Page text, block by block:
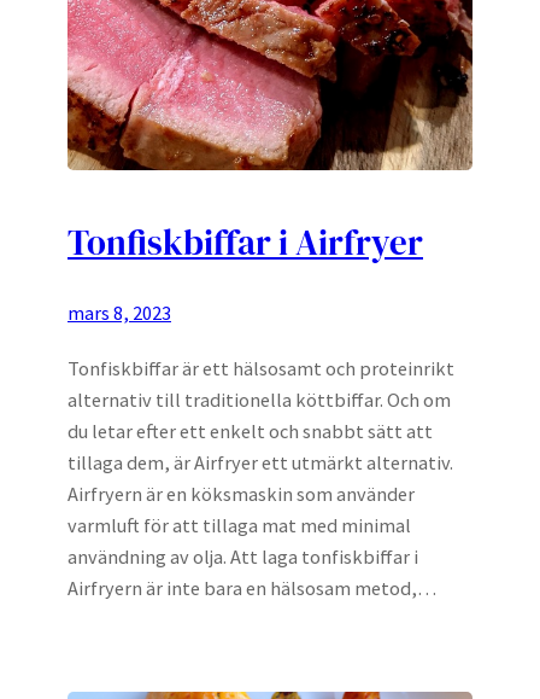
Tonfiskbiffar i Airfryer
mars 8, 2023
Tonfiskbiffar är ett hälsosamt och proteinrikt
alternativ till traditionella köttbiffar. Och om
du letar efter ett enkelt och snabbt sätt att
tillaga dem, är Airfryer ett utmärkt alternativ.
Airfryern är en köksmaskin som använder
varmluft för att tillaga mat med minimal
användning av olja. Att laga tonfiskbiffar i
Airfryern är inte bara en hälsosam metod,…